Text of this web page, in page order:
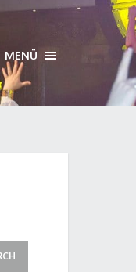
MENÜ TOGGLE